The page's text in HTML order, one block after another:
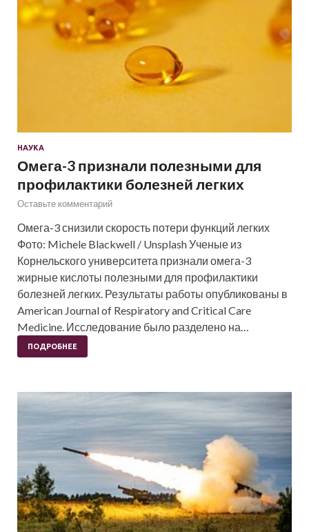
НАУКА
Омега-3 признали полезными для
профилактики болезней легких
Оставьте комментарий
Омега-3 снизили скорость потери функций легких
Фото: Michele Blackwell / Unsplash Ученые из
Корнельского университета признали омега-3
жирные кислоты полезными для профилактики
болезней легких. Результаты работы опубликованы в
American Journal of Respiratory and Critical Care
Medicine. Исследование было разделено на…
ПОДРОБНЕЕ